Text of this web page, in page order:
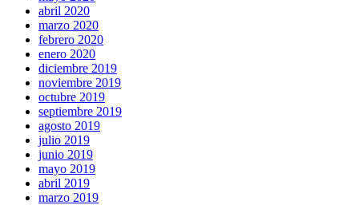
abril 2020
marzo 2020
febrero 2020
enero 2020
diciembre 2019
noviembre 2019
octubre 2019
septiembre 2019
agosto 2019
julio 2019
junio 2019
mayo 2019
abril 2019
marzo 2019